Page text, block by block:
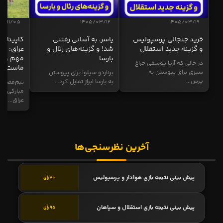
1405/03/19
خرید جنجالی پرسپولیس
و گزینه جدید استقلال
در حالی که آریا یوسفی چراغ
سبزی برای پیوستن به
پرس...
1405/03/12
یاسر، به آسانی رفتنی
شد! و گزینه‌های رئال و
بارسا
برناردو سیلوا برای پیوستن
به بارسا ابراز تمایل کرد...
11/05
عراق:
مهم و
ماست
نیم‌فصل
مبارکی
عراق...
آخرین نظرسنجی‌ها
پیش بینی نتیجه بازی هوادار و پرسپولیس 80 رأی
پیش بینی نتیجه بازی استقلال و سپاهان 95 رأی